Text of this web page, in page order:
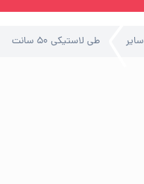
سایر طی لاستیکی 50 سانت